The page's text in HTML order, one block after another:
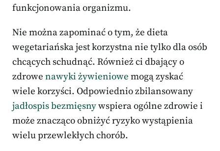
funkcjonowania organizmu.
Nie można zapominać o tym, że dieta
wegetariańska jest korzystna nie tylko dla osób
chcących schudnąć. Również ci dbający o
zdrowe nawyki żywieniowe mogą zyskać
wiele korzyści. Odpowiednio zbilansowany
jadłospis bezmięsnywspiera ogólne zdrowie i
może znacząco obniżyć ryzyko wystąpienia
wielu przewlekłych chorób.